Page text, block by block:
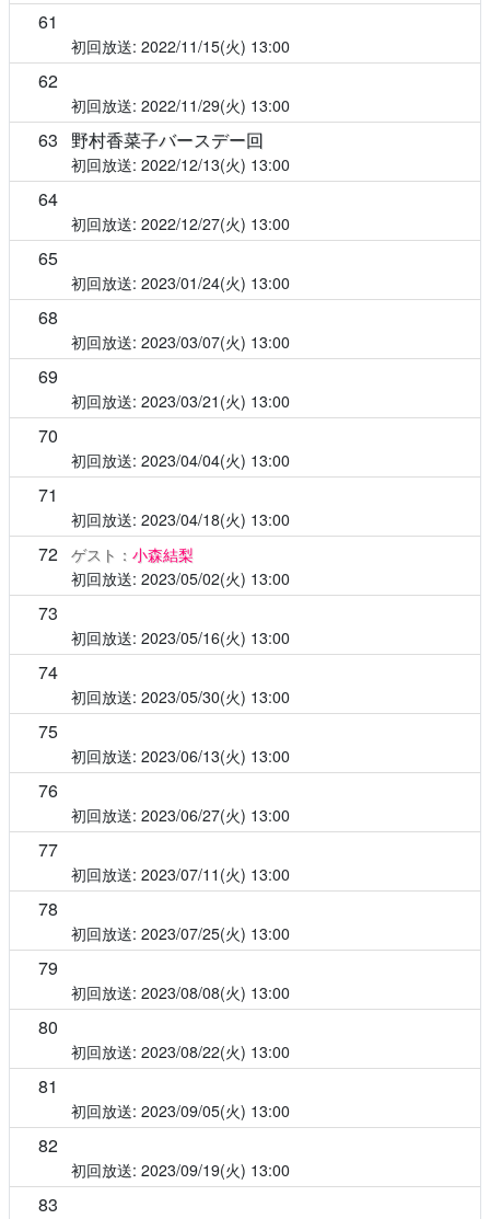
61
2022/11/15(火) 13:00
62
2022/11/29(火) 13:00
63 野村香菜子バースデー回
2022/12/13(火) 13:00
64
2022/12/27(火) 13:00
65
2023/01/24(火) 13:00
68
2023/03/07(火) 13:00
69
2023/03/21(火) 13:00
70
2023/04/04(火) 13:00
71
2023/04/18(火) 13:00
72 ゲスト： 小森結梨
2023/05/02(火) 13:00
73
2023/05/16(火) 13:00
74
2023/05/30(火) 13:00
75
2023/06/13(火) 13:00
76
2023/06/27(火) 13:00
77
2023/07/11(火) 13:00
78
2023/07/25(火) 13:00
79
2023/08/08(火) 13:00
80
2023/08/22(火) 13:00
81
2023/09/05(火) 13:00
82
2023/09/19(火) 13:00
83